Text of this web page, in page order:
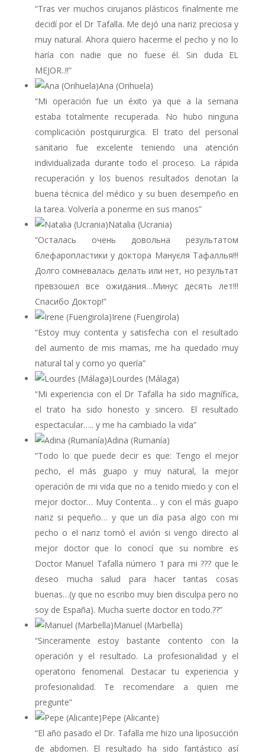
“Tras ver muchos cirujanos plásticos finalmente me
decidí por el Dr Tafalla. Me dejó una nariz preciosa y
muy natural. Ahora quiero hacerme el pecho y no lo
haría con nadie que no fuese él. Sin duda EL
MEJOR..!!”
Ana (Orihuela)
“Mi operación fue un éxito ya que a la semana
estaba totalmente recuperada. No hubo ninguna
complicación postquirurgica. El trato del personal
sanitario fue excelente teniendo una atención
individualizada durante todo el proceso. La rápida
recuperación y los buenos resultados denotan la
buena técnica del médico y su buen desempeño en
la tarea. Volvería a ponerme en sus manos”
Natalia (Ucrania)
“Осталась очень довольна результатом
блефаропластики у доктора Мануєля Тафаллья!!!
Долго сомневалась делать или нет, но результат
превзошел все ожидания…Минус десять лет!!!
Спасибо Доктор!”
Irene (Fuengirola)
“Estoy muy contenta y satisfecha con el resultado
del aumento de mis mamas, me ha quedado muy
natural tal y como yo quería”
Lourdes (Málaga)
“Mi experiencia con el Dr Tafalla ha sido magnífica,
el trato ha sido honesto y sincero. El resultado
espectacular….. y me ha cambiado la vida”
Adina (Rumanía)
“Todo lo que puede decir es que: Tengo el mejor
pecho, el más guapo y muy natural, la mejor
operación de mi vida que no a tenido miedo y con el
mejor doctor… Muy Contenta… y con el más guapo
nariz si pequeño… y que un día pasa algo con mi
pecho o el nariz tomó el avión si vengo directo al
mejor doctor que lo conocí que su nombre es
Doctor Manuel Tafalla número 1 para mi ??? que le
deseo mucha salud para hacer tantas cosas
buenas…(y que no escribo muy bien disculpa pero no
soy de España). Mucha suerte doctor en todo.??”
Manuel (Marbella)
“Sinceramente estoy bastante contento con la
operación y el resultado. La profesionalidad y el
operatorio fenomenal. Destacar tu experiencia y
profesionalidad. Te recomendare a quien me
pregunte”
Pepe (Alicante)
“El año pasado el Dr. Tafalla me hizo una liposucción
de abdomen. El resultado ha sido fantástico así